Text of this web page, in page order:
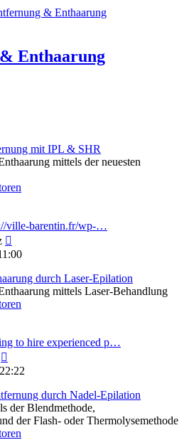
& Enthaarung
Enthaarung
mit IPL & SHR
mittels der neuesten
ville-barentin.fr/wp-…
the
post durch Laser-Epilation
mittels Laser-Behandlung
to hire experienced p…
the
post
durch Nadel-Epilation
der Blendmethode,
der Flash- oder Thermolysemethode